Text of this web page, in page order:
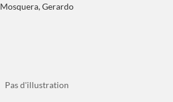
Mosquera, Gerardo
Pas d'illustration